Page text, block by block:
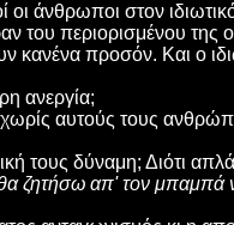
άνθρωποι στον
του περιορισμένου της
κανένα προσόν. Και ο
ανεργία;
χωρίς αυτούς τους
τους δύναμη; Διότι απλά
θα ζητήσω απ' τον μπαμπά